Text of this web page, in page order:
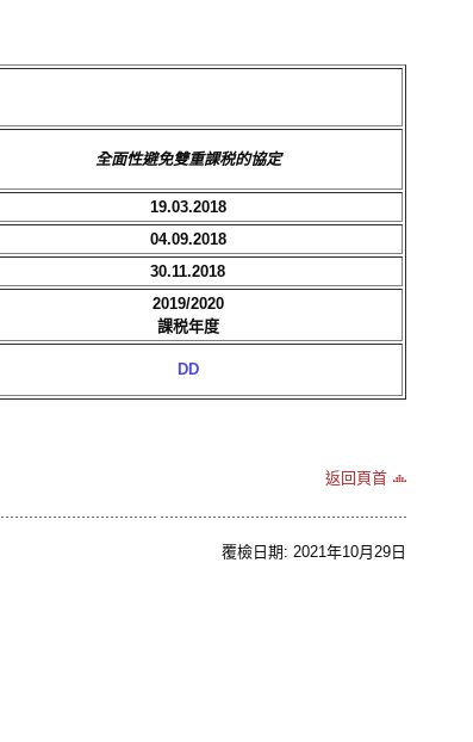
全面性避免雙重課税的協定
19.03.2018
04.09.2018
30.11.2018
2019/2020
課税年度
DD
返回頁首
覆檢日期: 2021年10月29日